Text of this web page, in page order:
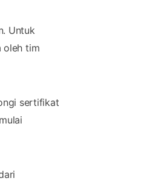
Untuk
oleh tim
sertifikat